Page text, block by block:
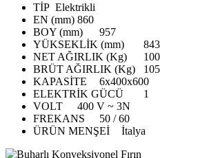
TİP Elektrikli
EN (mm) 860
BOY (mm)
957
YÜKSEKLİK (mm)
843
NET AĞIRLIK (Kg)
100
BRÜT AĞIRLIK (Kg)
105
KAPASİTE
6x400x600
ELEKTRİK GÜCÜ
1
VOLT
400 V ~ 3N
FREKANS
50 / 60
ÜRÜN MENŞEİ
İtalya